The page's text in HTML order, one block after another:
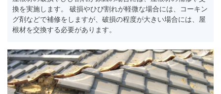
換を実施します。 破損やひび割れが軽微な場合には、コーキン
グ剤などで補修をしますが、破損の程度が大きい場合には、屋
根材を交換する必要があります。